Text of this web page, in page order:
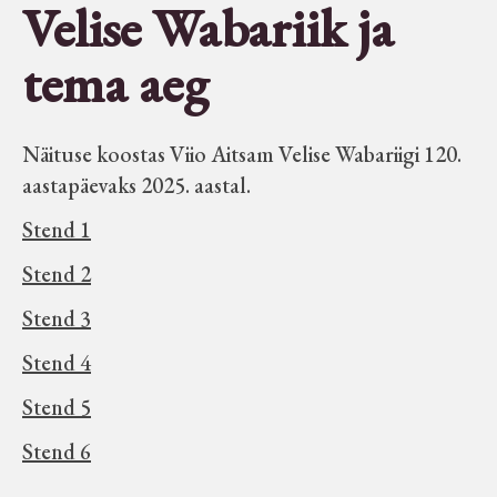
Seltsid-ühingud
Aiandus
Tuletõrje
Õpperada
Muud koduloolist Velise mailt
Märjamaa ümbruse valdade
elanike nimekirjad seisuga
15.12.1938
Velise Wabariik ja
tema aeg
Näituse koostas Viio Aitsam Velise Wabariigi 120.
aastapäevaks 2025. aastal.
Stend 1
Stend 2
Stend 3
Stend 4
Stend 5
Stend 6